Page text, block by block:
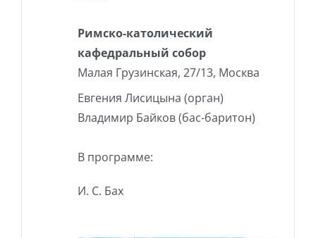
Римско-католический
кафедральный собор
Малая Грузинская, 27/13, Москва
Евгения Лисицына (орган)
Владимир Байков (бас-баритон)
В программе:
И. С. Бах